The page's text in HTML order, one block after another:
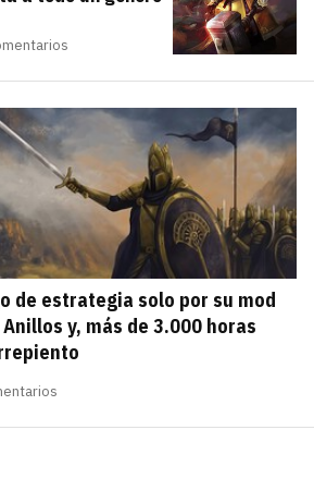
de estrategia solo por su mod
y, más de 3.000 horas